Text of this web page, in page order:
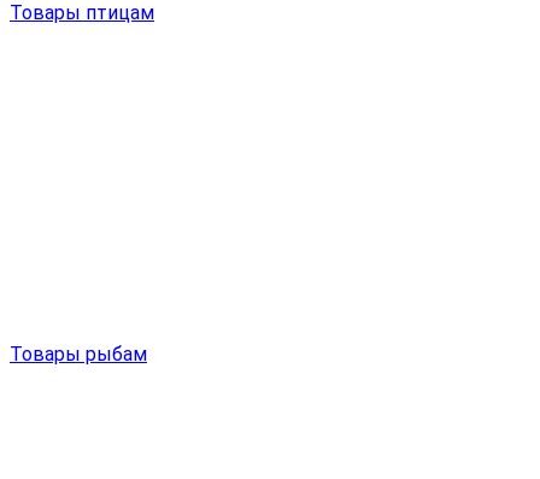
Товары птицам
Товары рыбам